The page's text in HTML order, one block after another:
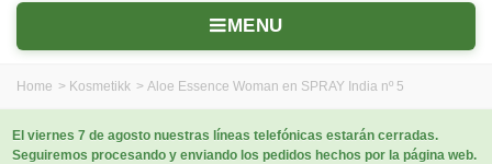
MENU
Home > Kosmetikk > Aloe Essence Woman en SPRAY India nº 5
El viernes 7 de agosto nuestras líneas telefónicas estarán cerradas.
Seguiremos procesando y enviando los pedidos hechos por la página web.